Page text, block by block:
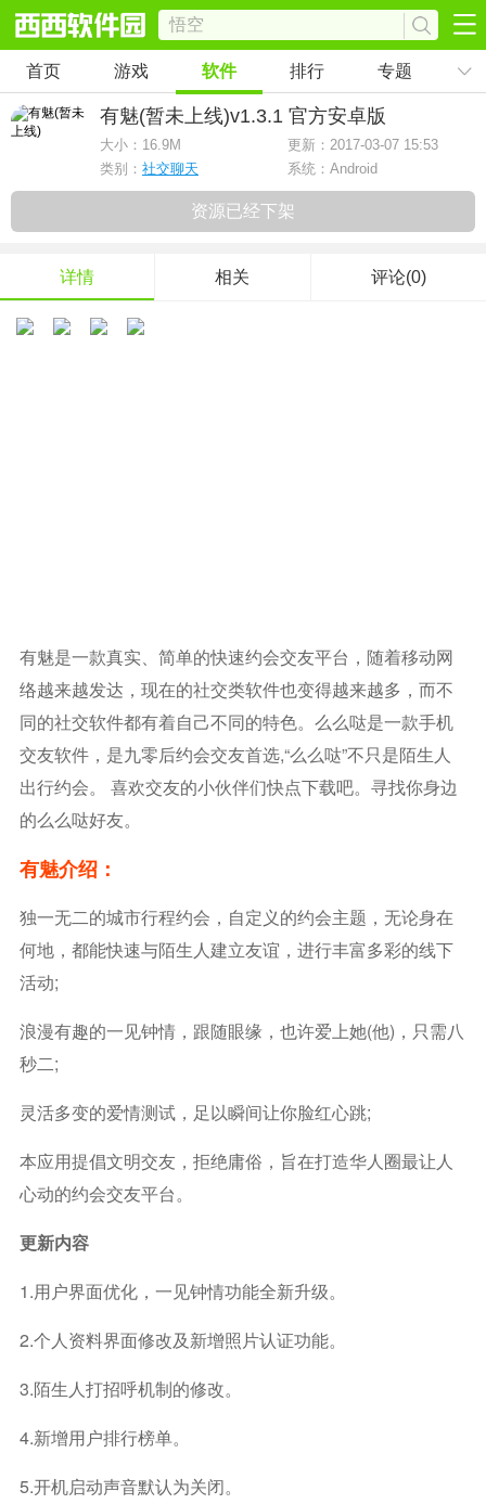
首页 游戏 软件 排行 专题
有魅(暂未上线)v1.3.1 官方安卓版
大小： 16.9M
更新：2017-03-07 15:53
类别： 社交聊天 系统：Android
资源已经下架
详情 相关 评论(0)
有魅是一款真实、简单的快速约会交友平台，随着移动网
络越来越发达，现在的社交类软件也变得越来越多，而不
同的社交软件都有着自己不同的特色。么么哒是一款手机
交友软件，是九零后约会交友首选,“么么哒”不只是陌生人
出行约会。 喜欢交友的小伙伴们快点下载吧。寻找你身边
的么么哒好友。
有魅介绍：
独一无二的城市行程约会，自定义的约会主题，无论身在
何地，都能快速与陌生人建立友谊，进行丰富多彩的线下
活动;
浪漫有趣的一见钟情，跟随眼缘，也许爱上她(他)，只需八
秒二;
灵活多变的爱情测试，足以瞬间让你脸红心跳;
本应用提倡文明交友，拒绝庸俗，旨在打造华人圈最让人
心动的约会交友平台。
更新内容
1.用户界面优化，一见钟情功能全新升级。
2.个人资料界面修改及新增照片认证功能。
3.陌生人打招呼机制的修改。
4.新增用户排行榜单。
5.开机启动声音默认为关闭。